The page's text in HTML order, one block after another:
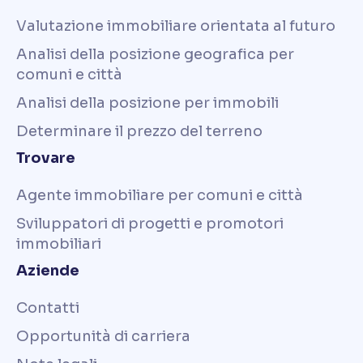
Valutazione immobiliare orientata al futuro
Analisi della posizione geografica per
comuni e città
Analisi della posizione per immobili
Determinare il prezzo del terreno
Trovare
Agente immobiliare per comuni e città
Sviluppatori di progetti e promotori
immobiliari
Aziende
Contatti
Opportunità di carriera